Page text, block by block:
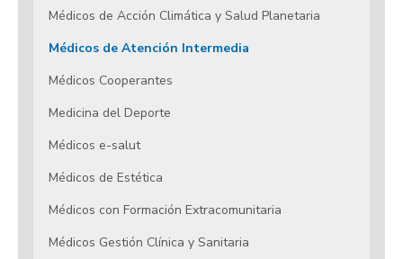
Médicos de Acción Climática y Salud Planetaria
Médicos de Atención Intermedia
Médicos Cooperantes
Medicina del Deporte
Médicos e-salut
Médicos de Estética
Médicos con Formación Extracomunitaria
Médicos Gestión Clínica y Sanitaria